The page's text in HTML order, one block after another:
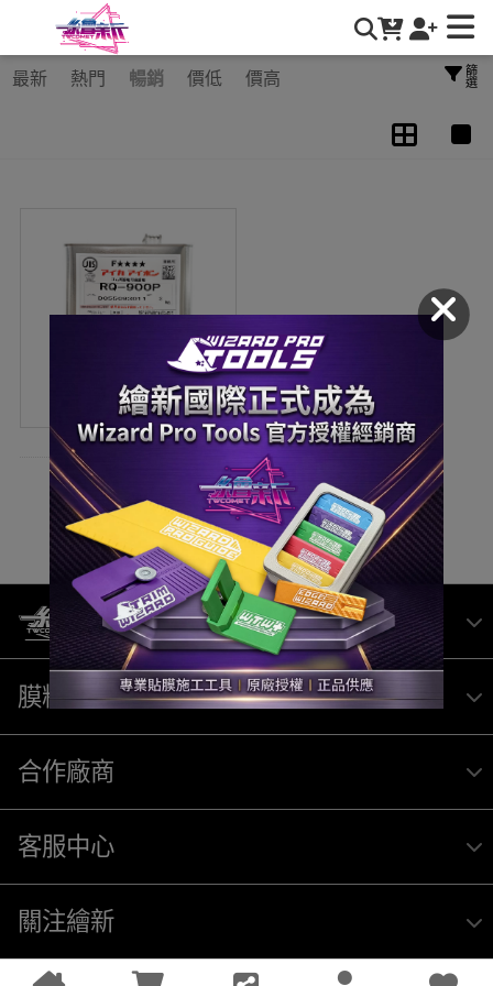
輔助工具 | 繪新國際有限公司
最新 熱門 暢銷 價低 價高 篩選
專用助黏劑
$3,570
立即搶購
膜料品牌
合作廠商
客服中心
關注繪新